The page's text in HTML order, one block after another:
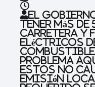
El
tener más de
carretera y
eléctricos
combustible
problema
estos no
emisión